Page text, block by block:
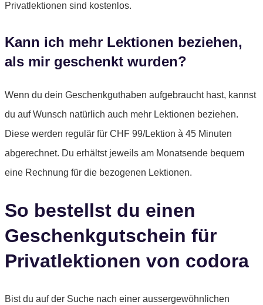
Privatlektionen sind kostenlos.
Kann ich mehr Lektionen beziehen,
als mir geschenkt wurden?
Wenn du dein Geschenkguthaben aufgebraucht hast, kannst
du auf Wunsch natürlich auch mehr Lektionen beziehen.
Diese werden regulär für CHF 99/Lektion à 45 Minuten
abgerechnet. Du erhältst jeweils am Monatsende bequem
eine Rechnung für die bezogenen Lektionen.
So bestellst du einen
Geschenkgutschein für
Privatlektionen von codora
Bist du auf der Suche nach einer aussergewöhnlichen